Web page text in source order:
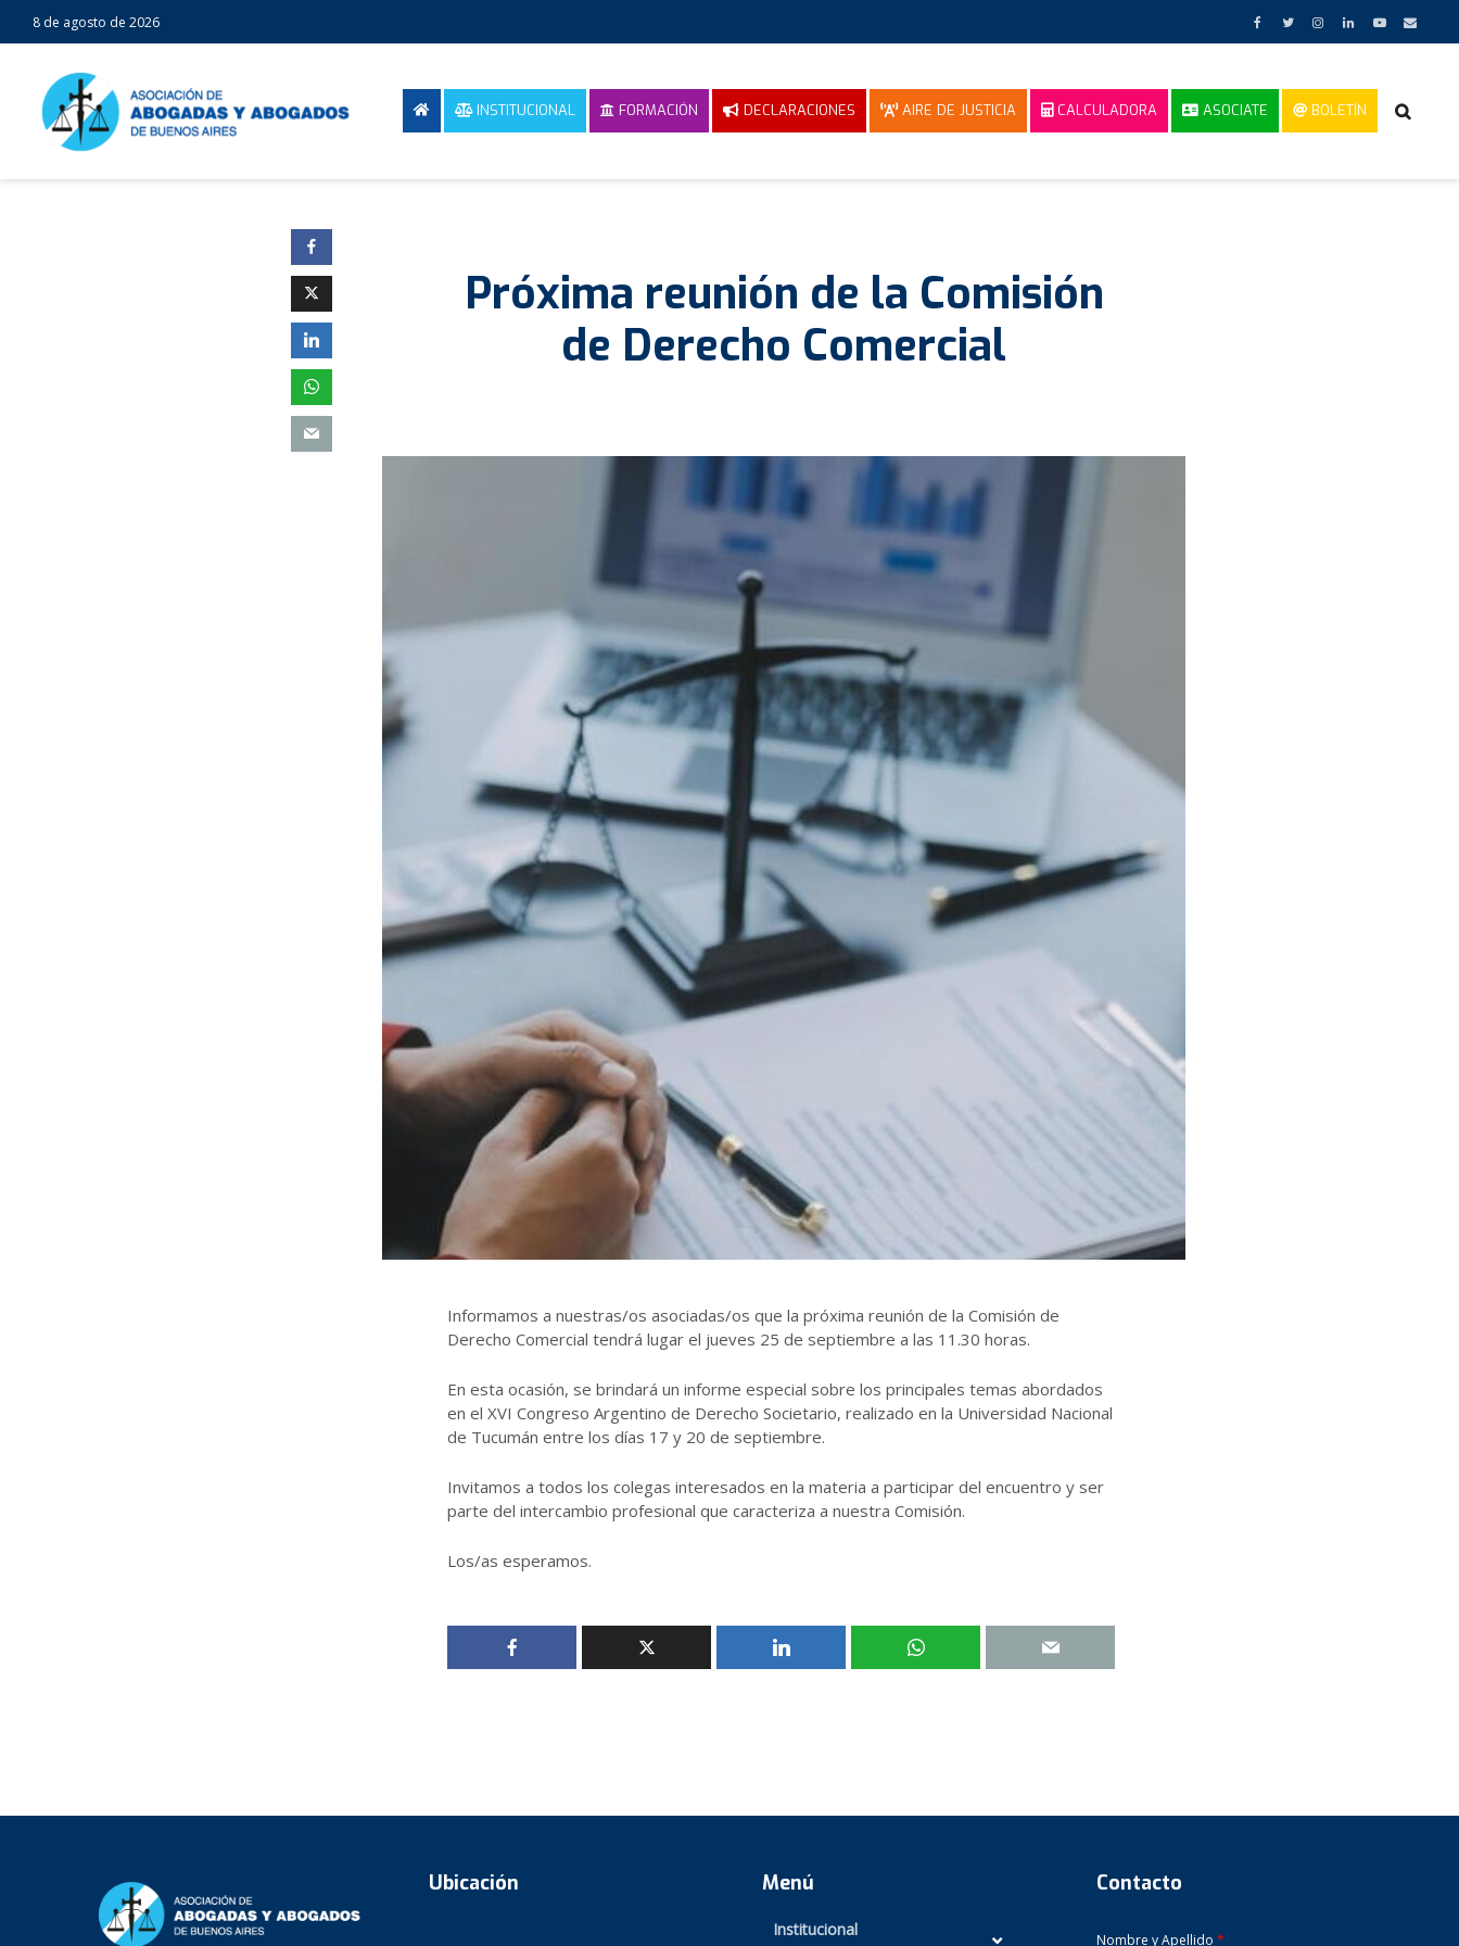
8 de agosto de 2026
INSTITUCIONAL FORMACIÓN DECLARACIONES AIRE DE JUSTICIA CALCULADORA ASOCIATE BOLETÍN
Próxima reunión de la Comisión
de Derecho Comercial
Informamos a nuestras/os asociadas/os que la próxima reunión de la Comisión de
Derecho Comercial tendrá lugar el jueves 25 de septiembre a las 11.30 horas.
En esta ocasión, se brindará un informe especial sobre los principales temas abordados
en el XVI Congreso Argentino de Derecho Societario, realizado en la Universidad Nacional
de Tucumán entre los días 17 y 20 de septiembre.
Invitamos a todos los colegas interesados en la materia a participar del encuentro y ser
parte del intercambio profesional que caracteriza a nuestra Comisión.
Los/as esperamos.
Ubicación Menú
Institucional
Contacto
Nombre y Apellido *